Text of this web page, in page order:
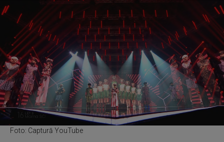
Foto: Captură YouTube